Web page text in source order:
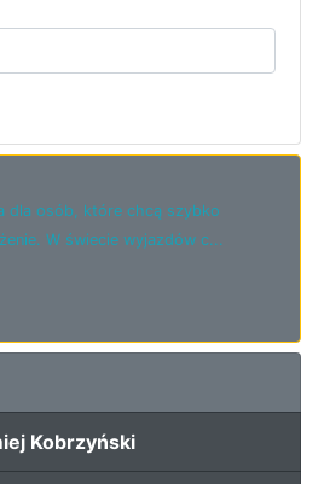
dla osób, które chcą szybko
W świecie wyjazdów c...
Kobrzyński